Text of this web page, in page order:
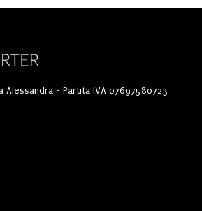
Alessandra - Partita IVA 07697580723